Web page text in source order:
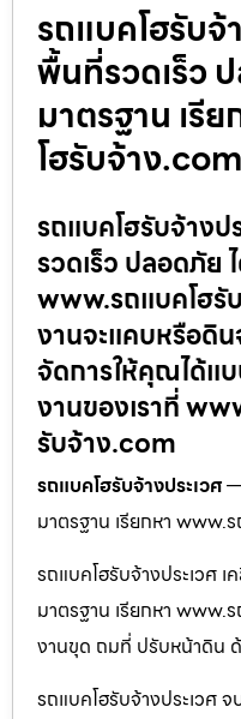
รถแบคโฮรับจ้
พื้นที่รวดเร็ว
มาตรฐาน เรี
โฮรับจ้าง.com
รถแบคโฮรับจ้างป
รวดเร็ว ปลอดภัย
www.รถแบคโฮรั
งานจะแคบหรือดิน
จัดการให้คุณได้แ
งานของเราที่
รับจ้าง.com
รถแบคโฮรับจ้างประเวศ
มาตรฐาน เรียกหา www.
รถแบคโฮรับจ้างประเวศ
มาตรฐาน เรียกหา
งานขุด ถมที่ ปรับหน้าดิน
รถแบคโฮรับจ้างประเวศ